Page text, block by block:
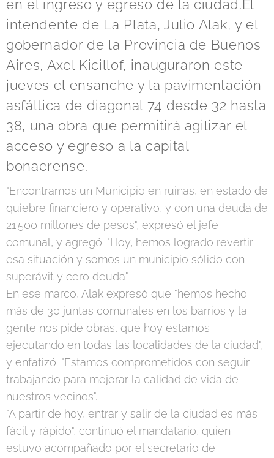
en el ingreso y egreso de la ciudad.El
intendente de La Plata, Julio Alak, y el
gobernador de la Provincia de Buenos
Aires, Axel Kicillof, inauguraron este
jueves el ensanche y la pavimentación
asfáltica de diagonal 74 desde 32 hasta
38, una obra que permitirá agilizar el
acceso y egreso a la capital
bonaerense.
"Encontramos un Municipio en ruinas, en estado de
quiebre financiero y operativo, y con una deuda de
21.500 millones de pesos", expresó el jefe
comunal, y agregó: "Hoy, hemos logrado revertir
esa situación y somos un municipio sólido con
superávit y cero deuda".
En ese marco, Alak expresó que "hemos hecho
más de 30 juntas comunales en los barrios y la
gente nos pide obras, que hoy estamos
ejecutando en todas las localidades de la ciudad",
y enfatizó: "Estamos comprometidos con seguir
trabajando para mejorar la calidad de vida de
nuestros vecinos".
"A partir de hoy, entrar y salir de la ciudad es más
fácil y rápido", continuó el mandatario, quien
estuvo acompañado por el secretario de